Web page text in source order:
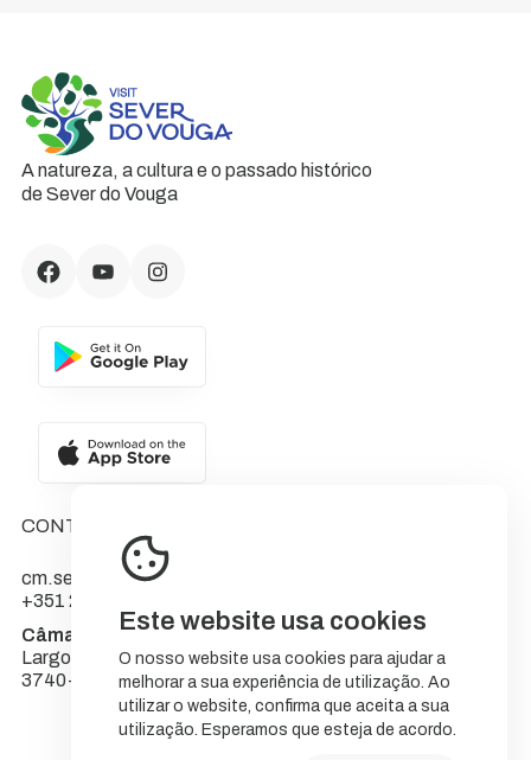
Este website usa cookies
O nosso website usa cookies para ajudar a
melhorar a sua experiência de utilização. Ao
utilizar o website, confirma que aceita a sua
utilização. Esperamos que esteja de acordo.
A natureza, a cultura e o passado histórico
de Sever do Vouga
CONTACTOS
cm.sever@cm-sever.pt
+351 234 555 566
Câmara Municipal de Sever do Vouga
Largo do Município
3740-262 Sever do Vouga